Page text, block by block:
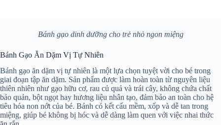
Bánh gạo dinh dưỡng cho trẻ nhỏ ngon miệng
Bánh Gạo Ăn Dặm Vị Tự Nhiên
Bánh gạo ăn dặm vị tự nhiên là một lựa chọn tuyệt vời cho bé trong
giai đoạn tập ăn dặm. Sản phẩm được làm hoàn toàn từ nguyên liệu
thiên nhiên như gạo hữu cơ, rau củ quả và trái cây, không chứa chất
bảo quản, bột ngọt hay hương liệu nhân tạo, đảm bảo an toàn cho hệ
tiêu hóa non nớt của bé. Bánh có kết cấu mềm, xốp và dễ tan trong
miệng, giúp bé không bị hóc và dễ dàng làm quen với việc nhai thức